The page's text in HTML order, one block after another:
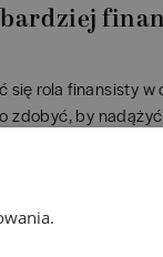
się rola finansisty w
zdobyć, by